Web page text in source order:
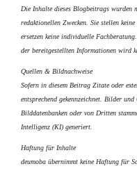
Die Inhalte dieses Blogbeitrags
redaktionellen Zwecken. Sie stellen
ersetzen keine individuelle
der bereitgestellten Informationen wird
Quellen & Bildnachweise
Sofern in diesem Beitrag Zitate oder
entsprechend gekennzeichnet. Bilder
Bilddatenbanken oder von Dritten
Intelligenz (KI) generiert.
Haftung für Inhalte
deumoba übernimmt keine Haftung für